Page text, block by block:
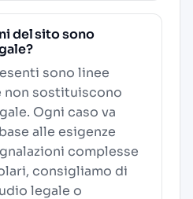
del sito sono
sono linee
non sostituiscono
Ogni caso va
alle esigenze
complesse
consigliamo di
legale o